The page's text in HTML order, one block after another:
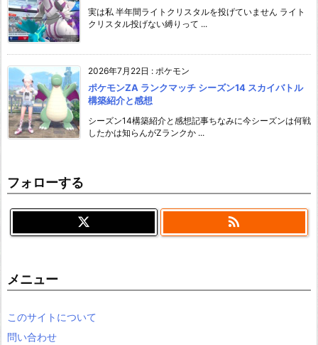
実は私 半年間ライトクリスタルを投げていません ライト
クリスタル投げない縛りって ...
2026年7月22日 : ポケモン
ポケモンZA ランクマッチ シーズン14 スカイバトル
構築紹介と感想
シーズン14構築紹介と感想記事ちなみに今シーズンは何戦
したかは知らんがZランクか ...
フォローする

メニュー
このサイトについて
問い合わせ